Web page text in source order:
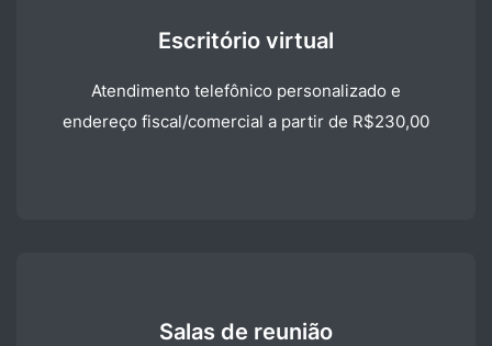
Escritório virtual
Atendimento telefônico personalizado e
endereço fiscal/comercial a partir de R$230,00
Salas de reunião